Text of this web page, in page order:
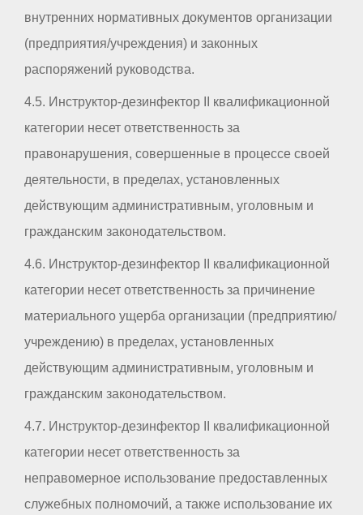
внутренних нормативных документов организации
(предприятия/учреждения) и законных
распоряжений руководства.
4.5. Инструктор-дезинфектор II квалификационной
категории несет ответственность за
правонарушения, совершенные в процессе своей
деятельности, в пределах, установленных
действующим административным, уголовным и
гражданским законодательством.
4.6. Инструктор-дезинфектор II квалификационной
категории несет ответственность за причинение
материального ущерба организации (предприятию/
учреждению) в пределах, установленных
действующим административным, уголовным и
гражданским законодательством.
4.7. Инструктор-дезинфектор II квалификационной
категории несет ответственность за
неправомерное использование предоставленных
служебных полномочий, а также использование их